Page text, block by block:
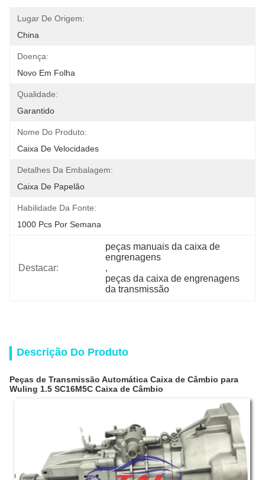
Lugar De Origem:
China
Doença:
Novo Em Folha
Qualidade:
Garantido
Nome Do Produto:
Caixa De Velocidades
Detalhes Da Embalagem:
Caixa De Papelão
Habilidade Da Fonte:
1000 Pcs Por Semana
Destacar:
peças manuais da caixa de
engrenagens
,
peças da caixa de engrenagens
da transmissão
Descrição Do Produto
Peças de Transmissão Automática Caixa de Câmbio para
Wuling 1.5 SC16M5C Caixa de Câmbio